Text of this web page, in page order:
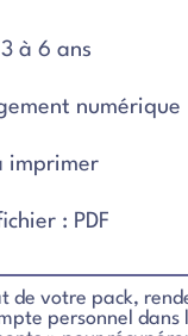
à 6 ans
numérique
imprimer
: PDF
de votre pack,
personnel dans